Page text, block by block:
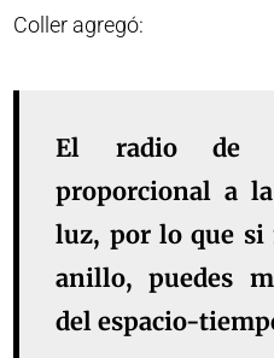
Coller agregó:
El radio de
proporcional a
luz, por lo que si
anillo, puedes
del espacio-